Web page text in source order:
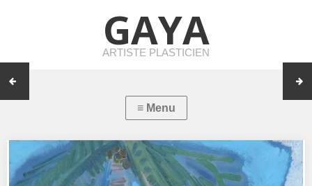
GAYA
ARTISTE PLASTICIEN